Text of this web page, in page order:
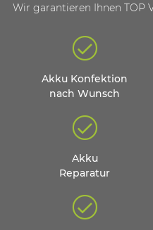
Wir garantieren Ihnen TOP
Akku Konfektion
nach Wunsch
Akku
Reparatur